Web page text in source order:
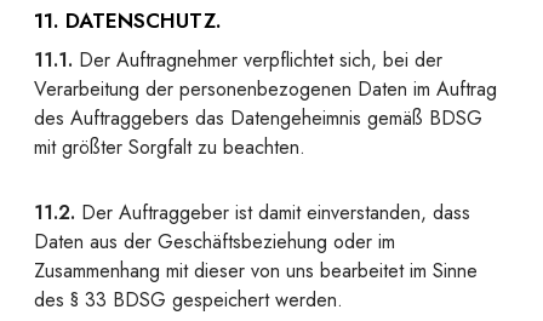
11. DATENSCHUTZ.
11.1. Der Auftragnehmer verpflichtet sich, bei der
Verarbeitung der personenbezogenen Daten im Auftrag
des Auftraggebers das Datengeheimnis gemäß BDSG
mit größter Sorgfalt zu beachten.
11.2. Der Auftraggeber ist damit einverstanden, dass
Daten aus der Geschäftsbeziehung oder im
Zusammenhang mit dieser von uns bearbeitet im Sinne
des § 33 BDSG gespeichert werden.